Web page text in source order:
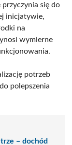
przyczynia się do
inicjatywie,
na
wymierne
potrzeb
polepszenia
– dochód